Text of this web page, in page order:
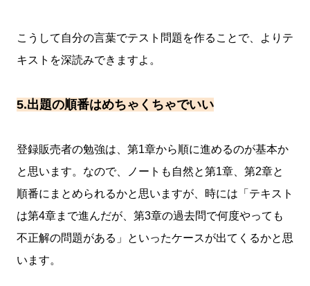
こうして自分の言葉でテスト問題を作ることで、よりテ
キストを深読みできますよ。
5.出題の順番はめちゃくちゃでいい
登録販売者の勉強は、第1章から順に進めるのが基本か
と思います。なので、ノートも自然と第1章、第2章と
順番にまとめられるかと思いますが、時には「テキスト
は第4章まで進んだが、第3章の過去問で何度やっても
不正解の問題がある」といったケースが出てくるかと思
います。